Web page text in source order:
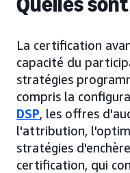
La certification
capacité du
stratégies
compris la
DSP, les offres
l'attribution,
stratégies
certification, qui